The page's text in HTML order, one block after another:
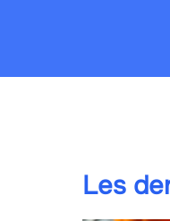
Les